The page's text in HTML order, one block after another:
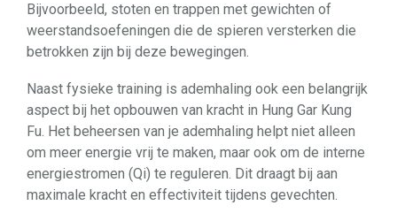
Bijvoorbeeld, stoten en trappen met gewichten of
weerstandsoefeningen die de spieren versterken die
betrokken zijn bij deze bewegingen.
Naast fysieke training is ademhaling ook een belangrijk
aspect bij het opbouwen van kracht in Hung Gar Kung
Fu. Het beheersen van je ademhaling helpt niet alleen
om meer energie vrij te maken, maar ook om de interne
energiestromen (Qi) te reguleren. Dit draagt bij aan
maximale kracht en effectiviteit tijdens gevechten.